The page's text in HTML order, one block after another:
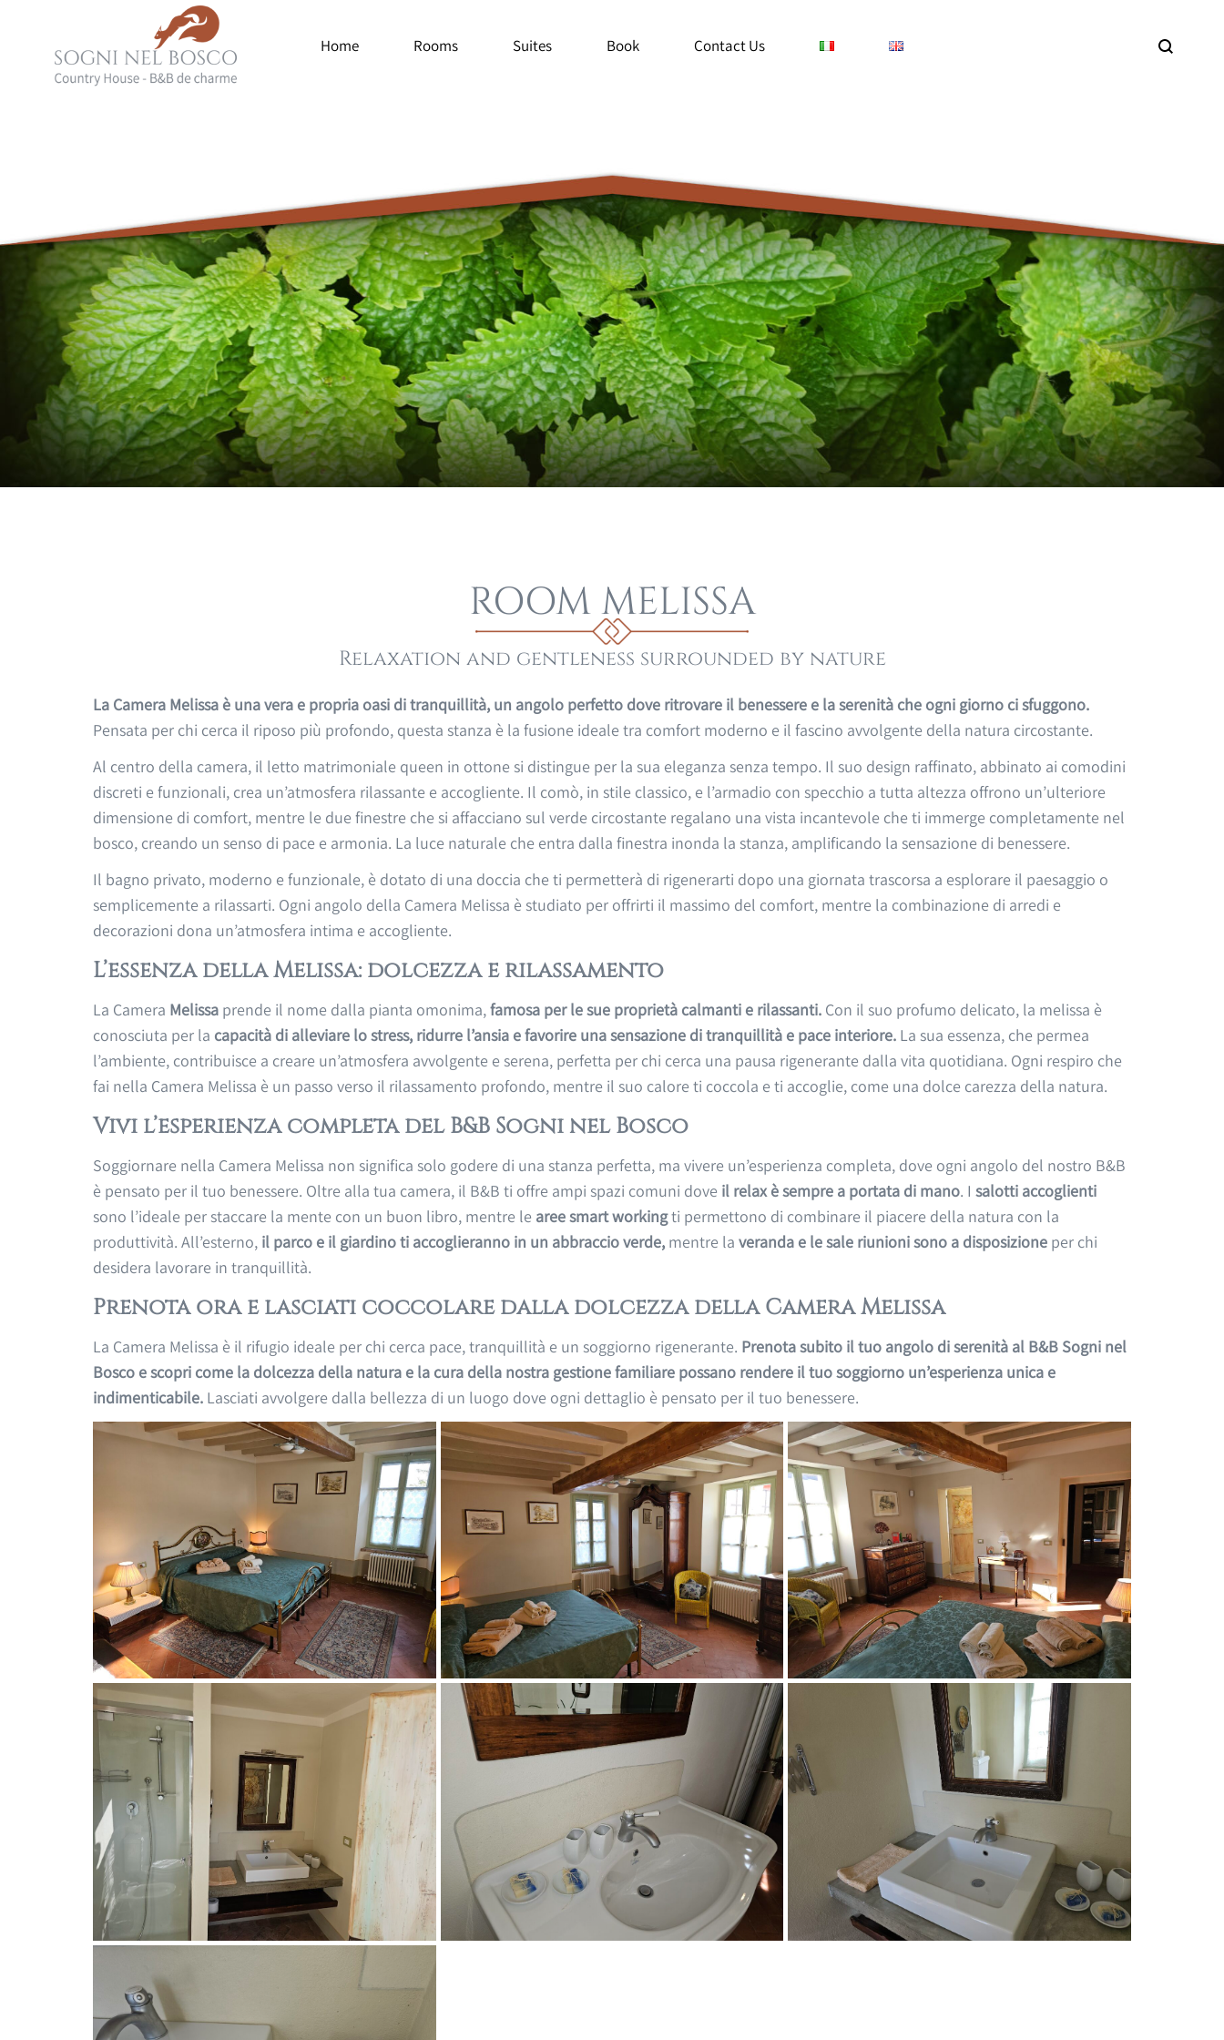
Home Rooms Suites Book Contact Us Search
ROOM MELISSA
Relaxation and gentleness surrounded by nature
La Camera Melissa è una vera e propria oasi di tranquillità, un angolo perfetto dove ritrovare il benessere e la serenità che ogni giorno ci sfuggono.
Pensata per chi cerca il riposo più profondo, questa stanza è la fusione ideale tra comfort moderno e il fascino avvolgente della natura circostante.
Al centro della camera, il letto matrimoniale queen in ottone si distingue per la sua eleganza senza tempo. Il suo design raffinato, abbinato ai comodini
discreti e funzionali, crea un’atmosfera rilassante e accogliente. Il comò, in stile classico, e l’armadio con specchio a tutta altezza offrono un’ulteriore
dimensione di comfort, mentre le due finestre che si affacciano sul verde circostante regalano una vista incantevole che ti immerge completamente nel
bosco, creando un senso di pace e armonia. La luce naturale che entra dalla finestra inonda la stanza, amplificando la sensazione di benessere.
Il bagno privato, moderno e funzionale, è dotato di una doccia che ti permetterà di rigenerarti dopo una giornata trascorsa a esplorare il paesaggio o
semplicemente a rilassarti. Ogni angolo della Camera Melissa è studiato per offrirti il massimo del comfort, mentre la combinazione di arredi e
decorazioni dona un’atmosfera intima e accogliente.
L’essenza della Melissa: dolcezza e rilassamento
La Camera Melissa prende il nome dalla pianta omonima,famosa per le sue proprietà calmanti e rilassanti. Con il suo profumo delicato, la melissa è
conosciuta per la capacità di alleviare lo stress, ridurre l’ansia e favorire una sensazione di tranquillità e pace interiore. La sua essenza, che permea
l’ambiente, contribuisce a creare un’atmosfera avvolgente e serena, perfetta per chi cerca una pausa rigenerante dalla vita quotidiana. Ogni respiro che
fai nella Camera Melissa è un passo verso il rilassamento profondo, mentre il suo calore ti coccola e ti accoglie, come una dolce carezza della natura.
Vivi l’esperienza completa del B&B Sogni nel Bosco
Soggiornare nella Camera Melissa non significa solo godere di una stanza perfetta, ma vivere un’esperienza completa, dove ogni angolo del nostro B&B
è pensato per il tuo benessere. Oltre alla tua camera, il B&B ti offre ampi spazi comuni dove il relax è sempre a portata di mano. I salotti accoglienti
sono l’ideale per staccare la mente con un buon libro, mentre le aree smart workingti permettono di combinare il piacere della natura con la
produttività. All’esterno, il parco e il giardino ti accoglieranno in un abbraccio verde, mentre la veranda e le sale riunioni sono a disposizione per chi
desidera lavorare in tranquillità.
Prenota ora e lasciati coccolare dalla dolcezza della Camera Melissa
La Camera Melissa è il rifugio ideale per chi cerca pace, tranquillità e un soggiorno rigenerante. Prenota subito il tuo angolo di serenità al B&B Sogni nel
Bosco e scopri come la dolcezza della natura e la cura della nostra gestione familiare possano rendere il tuo soggiorno un’esperienza unica e
indimenticabile. Lasciati avvolgere dalla bellezza di un luogo dove ogni dettaglio è pensato per il tuo benessere.